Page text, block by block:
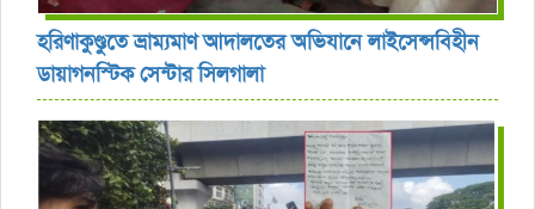
হরিণাকুণ্ডুতে ভ্রাম্যমাণ আদালতের অভিযানে লাইসেন্সবিহীন
ডায়াগনস্টিক সেন্টার সিলগালা